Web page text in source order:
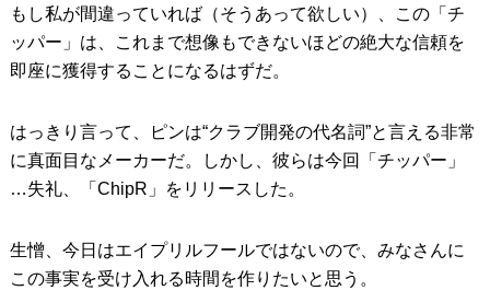
もし私が間違っていれば（そうあって欲しい）、この「チ
ッパー」は、これまで想像もできないほどの絶大な信頼を
即座に獲得することになるはずだ。
はっきり言って、ピンは“クラブ開発の代名詞”と言える非常
に真面目なメーカーだ。しかし、彼らは今回「チッパー」
…失礼、「ChipR」をリリースした。
生憎、今日はエイプリルフールではないので、みなさんに
この事実を受け入れる時間を作りたいと思う。